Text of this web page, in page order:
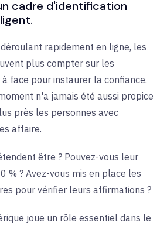
cadre d'identification
rapidement en ligne, les
plus compter sur les
face pour instaurer la confiance.
n'a jamais été aussi propice
près les personnes avec
affaire.
être ? Pouvez-vous leur
% ? Avez-vous mis en place les
pour vérifier leurs affirmations ?
joue un rôle essentiel dans le